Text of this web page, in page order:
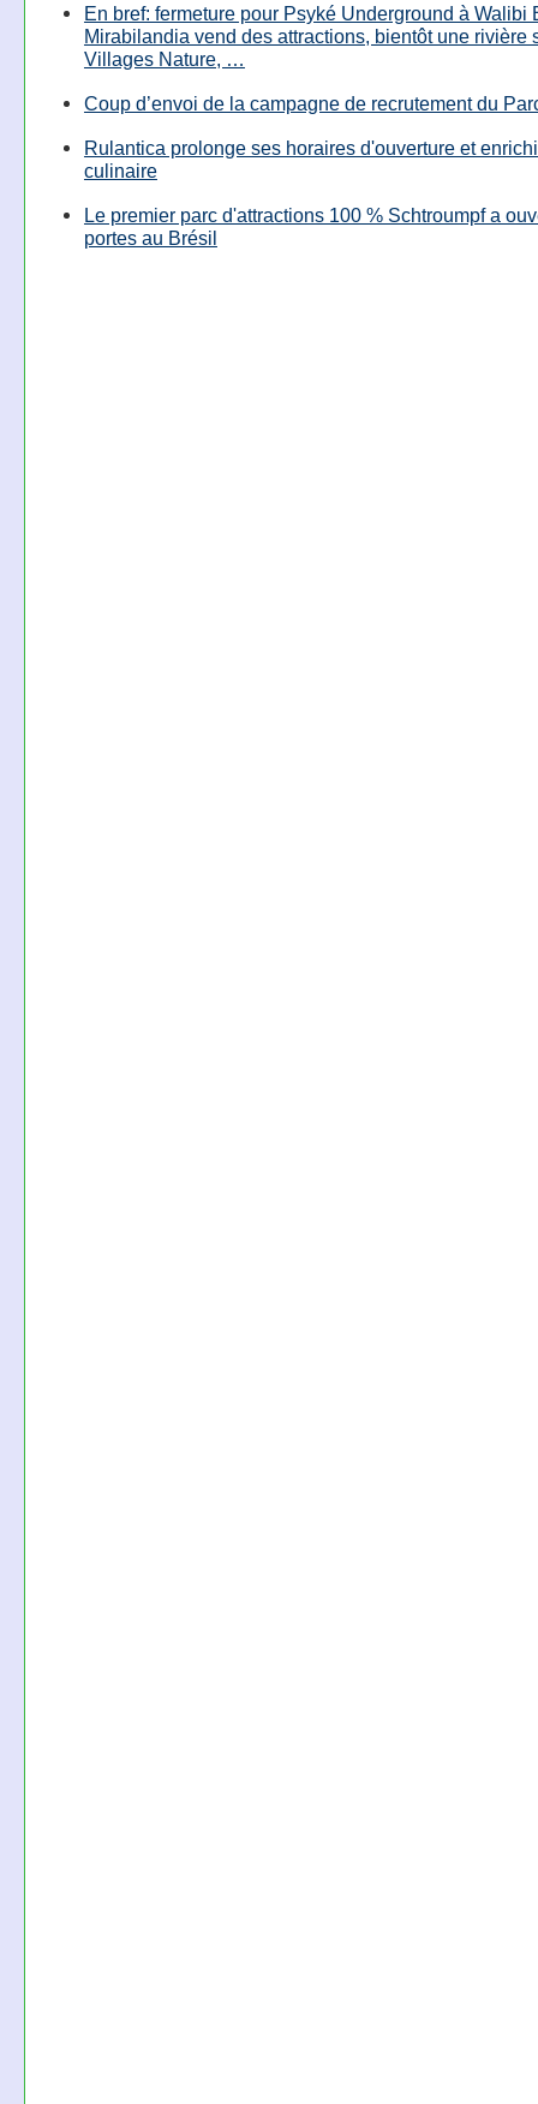
En bref: fermeture pour Psyké Underground à Walibi
Mirabilandia vend des attractions, bientôt une rivière
Villages Nature, …
Coup d’envoi de la campagne de recrutement du
Rulantica prolonge ses horaires d'ouverture et
culinaire
Le premier parc d'attractions 100 % Schtroumpf a
portes au Brésil